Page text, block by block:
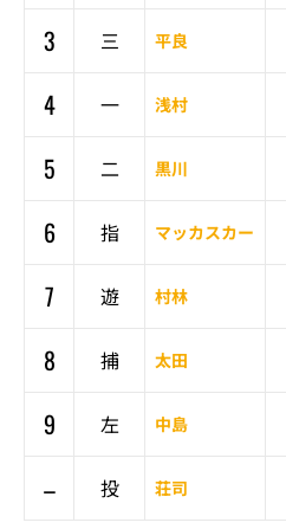
3
三 平良
4
一 浅村
5
二 黒川
6
指 マッカスカー
7
遊 村林
8
捕 太田
9
左 中島
–
投 荘司